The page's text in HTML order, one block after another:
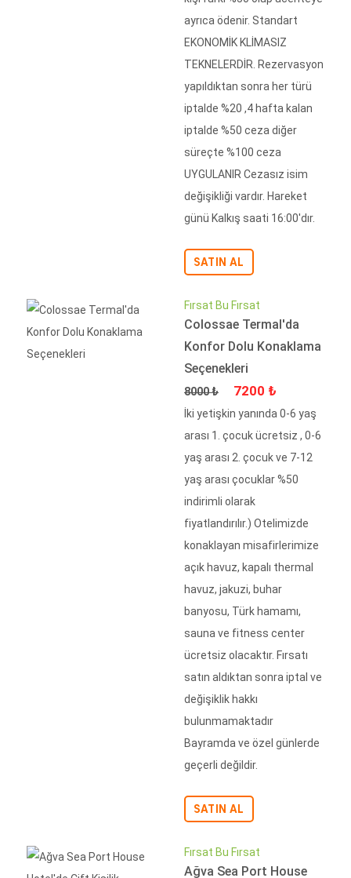
ayrıca ödenir. Standart
EKONOMİK KLİMASIZ
TEKNELERDİR. Rezervasyon
yapıldıktan sonra her türü
iptalde %20 ,4 hafta kalan
iptalde %50 ceza diğer
süreçte %100 ceza
UYGULANIR Cezasız isim
değişikliği vardır. Hareket
günü Kalkış saati 16:00'dır.
SATIN AL
Fırsat Bu Fırsat
Colossae Termal'da
Konfor Dolu Konaklama
Seçenekleri
Fiyat
8000 ₺ İndirimli Fiyat
7200 ₺
İki yetişkin yanında 0-6 yaş
arası 1. çocuk ücretsiz , 0-6
yaş arası 2. çocuk ve 7-12
yaş arası çocuklar %50
indirimli olarak
fiyatlandırılır.) Otelimizde
konaklayan misafirlerimize
açık havuz, kapalı thermal
havuz, jakuzi, buhar
banyosu, Türk hamamı,
sauna ve fitness center
ücretsiz olacaktır. Fırsatı
satın aldıktan sonra iptal ve
değişiklik hakkı
bulunmamaktadır
Bayramda ve özel günlerde
geçerli değildir.
SATIN AL
Fırsat Bu Fırsat
Ağva Sea Port House